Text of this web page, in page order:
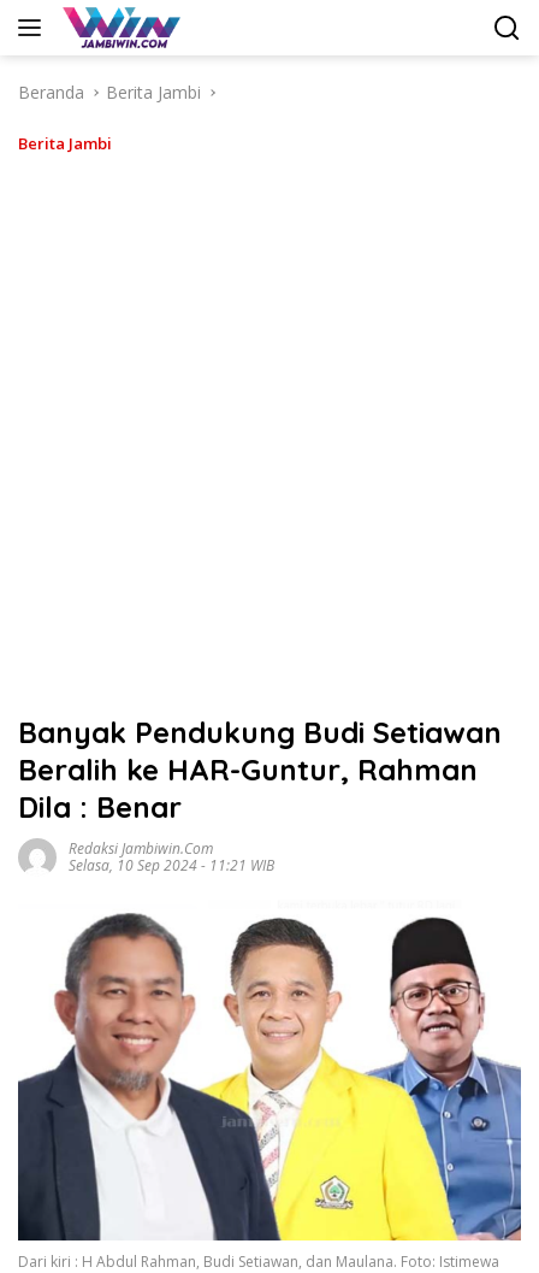
Langsung
Beranda
Berita Jambi
Berita Jambi
Banyak Pendukung Budi Setiawan
Beralih ke HAR-Guntur, Rahman
Dila : Benar
Redaksi Jambiwin.com
Selasa, 10 Sep 2024 - 11:21 WIB
Dari kiri : H Abdul Rahman, Budi Setiawan, dan Maulana. Foto: Istimewa